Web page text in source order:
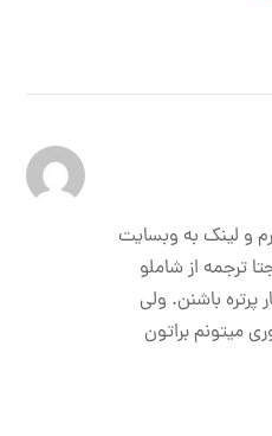
و لینک به وبسایت
ترجمه از شاملو
پرتره باشنن. ولی
میتونم براتون